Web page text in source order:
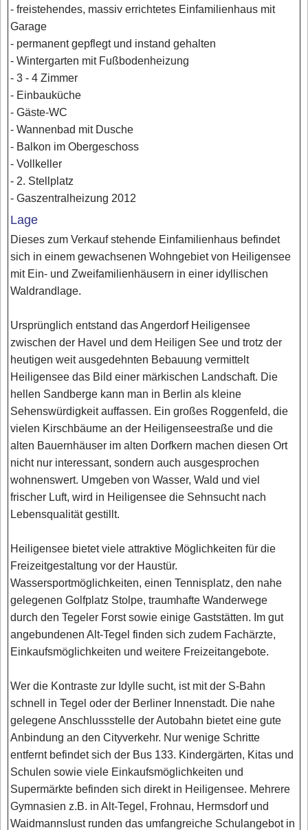
- freistehendes, massiv errichtetes Einfamilienhaus mit
Garage
- permanent gepflegt und instand gehalten
- Wintergarten mit Fußbodenheizung
- 3 - 4 Zimmer
- Einbauküche
- Gäste-WC
- Wannenbad mit Dusche
- Balkon im Obergeschoss
- Vollkeller
- 2. Stellplatz
- Gaszentralheizung 2012
Lage
Dieses zum Verkauf stehende Einfamilienhaus befindet
sich in einem gewachsenen Wohngebiet von Heiligensee
mit Ein- und Zweifamilienhäusern in einer idyllischen
Waldrandlage.
Ursprünglich entstand das Angerdorf Heiligensee
zwischen der Havel und dem Heiligen See und trotz der
heutigen weit ausgedehnten Bebauung vermittelt
Heiligensee das Bild einer märkischen Landschaft. Die
hellen Sandberge kann man in Berlin als kleine
Sehenswürdigkeit auffassen. Ein großes Roggenfeld, die
vielen Kirschbäume an der Heiligenseestraße und die
alten Bauernhäuser im alten Dorfkern machen diesen Ort
nicht nur interessant, sondern auch ausgesprochen
wohnenswert. Umgeben von Wasser, Wald und viel
frischer Luft, wird in Heiligensee die Sehnsucht nach
Lebensqualität gestillt.
Heiligensee bietet viele attraktive Möglichkeiten für die
Freizeitgestaltung vor der Haustür.
Wassersportmöglichkeiten, einen Tennisplatz, den nahe
gelegenen Golfplatz Stolpe, traumhafte Wanderwege
durch den Tegeler Forst sowie einige Gaststätten. Im gut
angebundenen Alt-Tegel finden sich zudem Fachärzte,
Einkaufsmöglichkeiten und weitere Freizeitangebote.
Wer die Kontraste zur Idylle sucht, ist mit der S-Bahn
schnell in Tegel oder der Berliner Innenstadt. Die nahe
gelegene Anschlussstelle der Autobahn bietet eine gute
Anbindung an den Cityverkehr. Nur wenige Schritte
entfernt befindet sich der Bus 133. Kindergärten, Kitas und
Schulen sowie viele Einkaufsmöglichkeiten und
Supermärkte befinden sich direkt in Heiligensee. Mehrere
Gymnasien z.B. in Alt-Tegel, Frohnau, Hermsdorf und
Waidmannslust runden das umfangreiche Schulangebot in